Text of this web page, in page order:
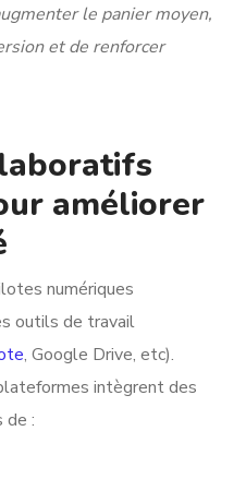
le panier moyen,
et de renforcer
améliorer
numériques
outils de travail
, Google Drive, etc).
intègrent des
de :